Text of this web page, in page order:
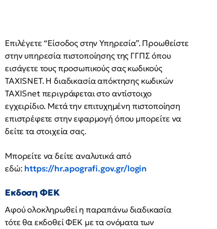
Επιλέγετε “Είσοδος στην Υπηρεσία”. Προωθείστε
στην υπηρεσία πιστοποίησης της ΓΓΠΣ όπου
εισάγετε τους προσωπικούς σας κωδικούς
TAXISNET. Η διαδικασία απόκτησης κωδικών
TAXISnet περιγράφεται στο αντίστοιχο
εγχειρίδιο. Μετά την επιτυχημένη πιστοποίηση
επιστρέφετε στην εφαρμογή όπου μπορείτε να
δείτε τα στοιχεία σας.
Μπορείτε να δείτε αναλυτικά από
εδώ: https://hr.apografi.gov.gr/login
Εκδοση ΦΕΚ
Αφού ολοκληρωθεί η παραπάνω διαδικασία
τότε θα εκδοθεί ΦΕΚ με τα ονόματα των